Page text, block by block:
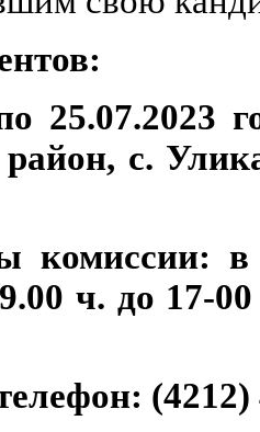
25.07.2023
район, с.
комиссии:
ч. до 17-
(4212)